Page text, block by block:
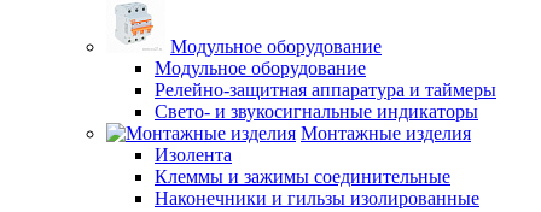
Модульное оборудование
Модульное оборудование
Релейно-защитная аппаратура и таймеры
Свето- и звукосигнальные индикаторы
Монтажные изделия
Изолента
Клеммы и зажимы соединительные
Наконечники и гильзы изолированные